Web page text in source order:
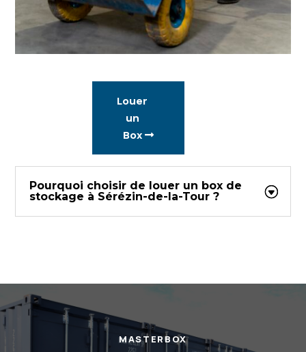
Louer
un
Box
Pourquoi choisir de louer un box de
stockage à Sérézin-de-la-Tour ?
MASTERBOX